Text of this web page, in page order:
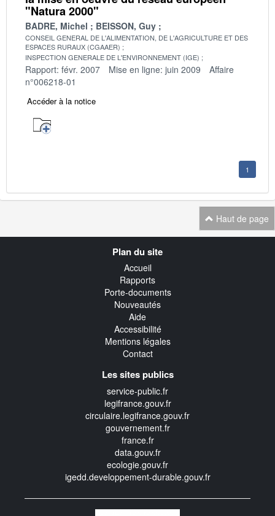
"Natura 2000"
BADRE, Michel BEISSON, Guy
CONSEIL GENERAL DE L'ALIMENTATION, DE L'AGRICULTURE ET DES
ESPACES RURAUX (CGAAER)
INSPECTION GENERALE DE L'ENVIRONNEMENT (IGE)
Rapport: févr. 2007 Mise en ligne: juin 2009
Affaire
n°006218-01
Accéder à la notice
1
Haut de page
Plan du site
Accueil
Rapports
Porte-documents
Nouveautés
Aide
Accessibilité
Mentions légales
Contact
Les sites publics
service-public.fr
legifrance.gouv.fr
circulaire.legifrance.gouv.fr
gouvernement.fr
france.fr
data.gouv.fr
ecologie.gouv.fr
igedd.developpement-durable.gouv.fr